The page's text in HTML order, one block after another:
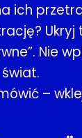
ich
Nie
–